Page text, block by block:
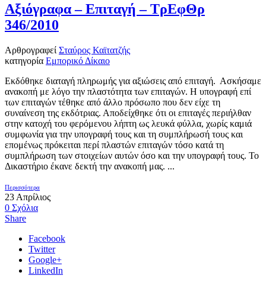
Αξιόγραφα – Επιταγή – ΤρΕφΘρ
346/2010
Αρθρογραφεί Σταύρος Καϊτατζής
κατηγορία Εμπορικό Δίκαιο
Εκδόθηκε διαταγή πληρωμής για αξιώσεις από επιταγή. Ασκήσαμε
ανακοπή με λόγο την πλαστότητα των επιταγών. Η υπογραφή επί
των επιταγών τέθηκε από άλλο πρόσωπο που δεν είχε τη
συναίνεση της εκδότριας. Αποδείχθηκε ότι οι επιταγές περιήλθαν
στην κατοχή του φερόμενου λήπτη ως λευκά φύλλα, χωρίς καμιά
συμφωνία για την υπογραφή τους και τη συμπλήρωσή τους και
επομένως πρόκειται περί πλαστών επιταγών τόσο κατά τη
συμπλήρωση των στοιχείων αυτών όσο και την υπογραφή τους. Το
Δικαστήριο έκανε δεκτή την ανακοπή μας. ...
Περισσότερα
23 Απρίλιος
0 Σχόλια
Share
Facebook
Twitter
Google+
LinkedIn